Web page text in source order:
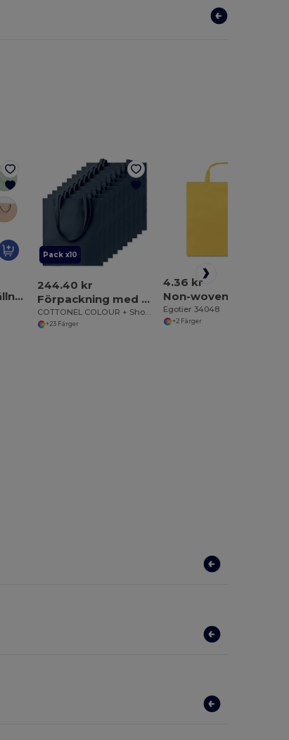
Paperbag-utställning
Pack x10
244.40 kr
Förpackning med 10 GiftRetail MO9268
COTTONEL COLOUR + Shopping väska 140 gr/m3
+23 Färger
4.36 kr
Egotier 34048
+2 Färger